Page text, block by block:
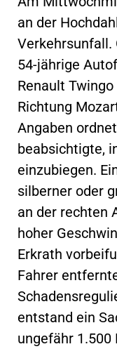
an der
Verkehrsunfall.
54-jährige
Renault
Richtung
Angaben
beabsichtigte,
einzubiegen.
silberner oder
an der rechten
hoher
Erkrath
Fahrer
entstand ein
ungefähr 1.500